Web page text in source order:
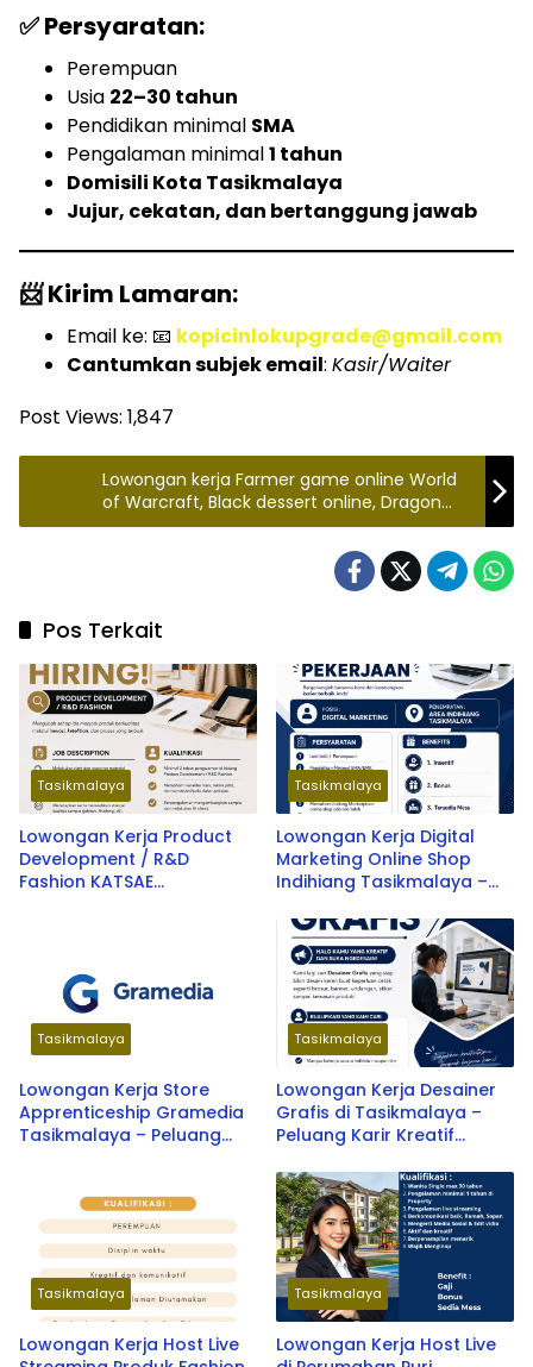
✅ Persyaratan:
Perempuan
Usia 22–30 tahun
Pendidikan minimal SMA
Pengalaman minimal1 tahun
Domisili Kota Tasikmalaya
Jujur, cekatan, dan bertanggung jawab
📨 Kirim Lamaran:
Email ke: 📧 kopicinlokupgrade@gmail.com
Cantumkan subjek email: Kasir/Waiter
Post Views: 1,847
Lowongan kerja Farmer game online World
of Warcraft, Black dessert online, Dragon
Nest, Maple Story Penempatan Tasikmalaya
Pos Terkait
Tasikmalaya
Lowongan Kerja Product
Development / R&D
Fashion KATSAE
Tasikmalaya
Lowongan Kerja Digital
Marketing Online Shop
Indihiang Tasikmalaya –
Tasikmalaya
Lowongan Kerja Store
Apprenticeship Gramedia
Tasikmalaya – Peluang
Tasikmalaya
Lowongan Kerja Desainer
Grafis di Tasikmalaya –
Peluang Karir Kreatif
Tasikmalaya
Lowongan Kerja Host Live
Tasikmalaya
Lowongan Kerja Host Live